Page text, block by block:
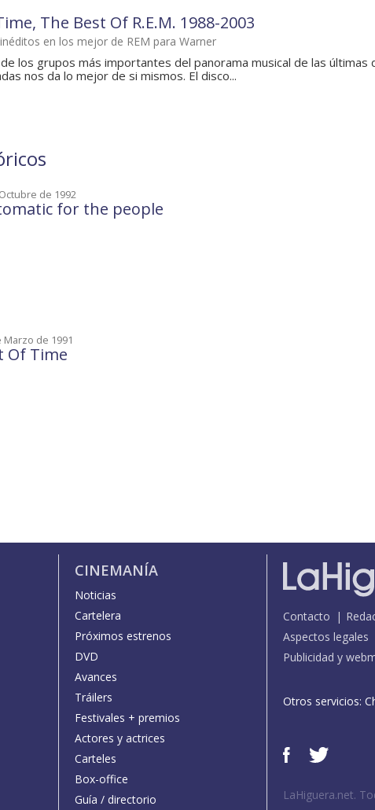
The Best Of R.E.M. 1988-2003
en los mejor de REM para Warner
los grupos más importantes del panorama musical de las últimas
nos da lo mejor de si mismos. El disco...
de 1992
for the people
Marzo de 1991
Of Time
CINEMANÍA
Noticias
Cartelera
Próximos estrenos
DVD
Avances
Tráilers
Festivales + premios
Actores y actrices
Carteles
Box-office
Guía / directorio
Contacto
Aspectos legales
Publicidad y
Otros servicios:
LaHiguera.net.